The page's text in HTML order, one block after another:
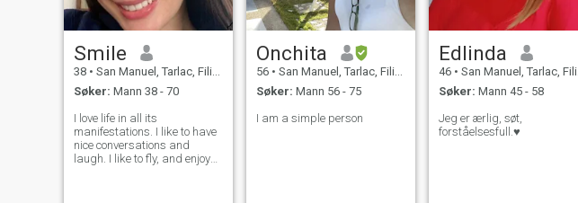
Smile
38 • San Manuel, Tarlac, Filippinene
Søker: Mann 38 - 70
I love life in all its
manifestations. I like to have
nice conversations and
laugh. I like to fly, and enjoy
Onchita
56 • San Manuel, Tarlac, Filippinene
Søker: Mann 56 - 75
I am a simple person
Edlinda
46 • San Manuel, Tarlac, Filippinene
Søker: Mann 45 - 58
Jeg er ærlig, søt,
forståelsesfull.♥️